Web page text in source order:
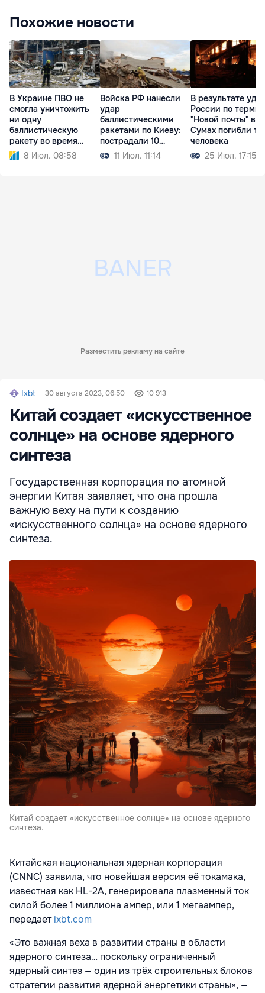
Похожие новости
В Украине ПВО не
смогла уничтожить
ни одну
баллистическую
ракету во время
атаки РФ
8 Июл. 08:58
Войска РФ нанесли
удар
баллистическими
ракетами по Киеву:
пострадали 10
человек
11 Июл. 11:14
В результате
России по
"Новой почты" в
Сумах погибли
человека
25 Июл. 17:15
Разместить рекламу на сайте
Ixbt 30 августа 2023, 06:50 10 913
Китай создает «искусственное
солнце» на основе ядерного
синтеза
Государственная корпорация по атомной
энергии Китая заявляет, что она прошла
важную веху на пути к созданию
«искусственного солнца» на основе ядерного
синтеза.
Китай создает «искусственное солнце» на основе ядерного
синтеза.
Китайская национальная ядерная корпорация
(CNNC) заявила, что новейшая версия её токамака,
известная как HL-2A, генерировала плазменный ток
силой более 1 миллиона ампер, или 1 мегаампер,
передаетixbt.com
«Это важная веха в развитии страны в области
ядерного синтеза… поскольку ограниченный
ядерный синтез — один из трёх строительных блоков
стратегии развития ядерной энергетики страны», —